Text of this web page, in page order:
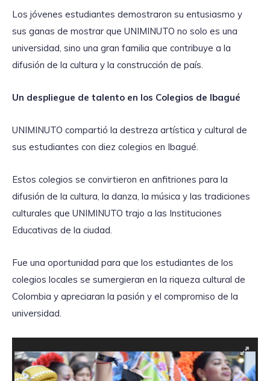
Los jóvenes estudiantes demostraron su entusiasmo y
sus ganas de mostrar que UNIMINUTO no solo es una
universidad, sino una gran familia que contribuye a la
difusión de la cultura y la construcción de país.
Un despliegue de talento en los Colegios de Ibagué
UNIMINUTO compartió la destreza artística y cultural de
sus estudiantes con diez colegios en Ibagué.
Estos colegios se convirtieron en anfitriones para la
difusión de la cultura, la danza, la música y las tradiciones
culturales que UNIMINUTO trajo a las Instituciones
Educativas de la ciudad.
Fue una oportunidad para que los estudiantes de los
colegios locales se sumergieran en la riqueza cultural de
Colombia y apreciaran la pasión y el compromiso de la
universidad.